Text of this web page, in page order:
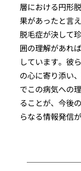
層における円形
果があったと言
脱毛症が決して
囲の理解があれ
しています。彼
の心に寄り添い
でこの病気への
ることが、今後
らなる情報発信